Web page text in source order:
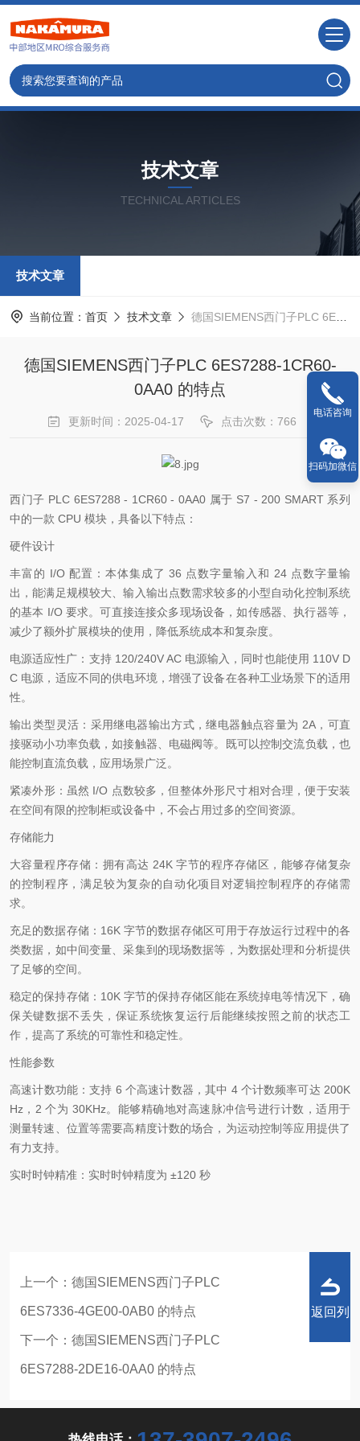
技术文章
TECHNICAL ARTICLES
技术文章
当前位置： 首页 技术文章 德国SIEMENS西门子PLC 6ES7288-1CR60-0AA0 的特点
德国SIEMENS西门子PLC 6ES7288-1CR60-
0AA0 的特点
更新时间：2025-04-17 点击次数：766
西门子 PLC 6ES7288 - 1CR60 - 0AA0 属于 S7 - 200 SMART 系列
中的一款 CPU 模块，具备以下特点：
硬件设计
丰富的 I/O 配置：本体集成了 36 点数字量输入和 24 点数字量输
出，能满足规模较大、输入输出点数需求较多的小型自动化控制系统
的基本 I/O 要求。可直接连接众多现场设备，如传感器、执行器等，
减少了额外扩展模块的使用，降低系统成本和复杂度。
电源适应性广：支持 120/240V AC 电源输入，同时也能使用 110V D
C 电源，适应不同的供电环境，增强了设备在各种工业场景下的适用
性。
输出类型灵活：采用继电器输出方式，继电器触点容量为 2A，可直
接驱动小功率负载，如接触器、电磁阀等。既可以控制交流负载，也
能控制直流负载，应用场景广泛。
紧凑外形：虽然 I/O 点数较多，但整体外形尺寸相对合理，便于安装
在空间有限的控制柜或设备中，不会占用过多的空间资源。
存储能力
大容量程序存储：拥有高达 24K 字节的程序存储区，能够存储复杂
的控制程序，满足较为复杂的自动化项目对逻辑控制程序的存储需
求。
充足的数据存储：16K 字节的数据存储区可用于存放运行过程中的各
类数据，如中间变量、采集到的现场数据等，为数据处理和分析提供
了足够的空间。
稳定的保持存储：10K 字节的保持存储区能在系统掉电等情况下，确
保关键数据不丢失，保证系统恢复运行后能继续按照之前的状态工
作，提高了系统的可靠性和稳定性。
性能参数
高速计数功能：支持 6 个高速计数器，其中 4 个计数频率可达 200K
Hz，2 个为 30KHz。能够精确地对高速脉冲信号进行计数，适用于
测量转速、位置等需要高精度计数的场合，为运动控制等应用提供了
有力支持。
实时时钟精准：实时时钟精度为 ±120 秒
上一个： 德国SIEMENS西门子PLC
6ES7336-4GE00-0AB0 的特点
下一个： 德国SIEMENS西门子PLC
6ES7288-2DE16-0AA0 的特点
返回列
电话咨询
扫码加微信